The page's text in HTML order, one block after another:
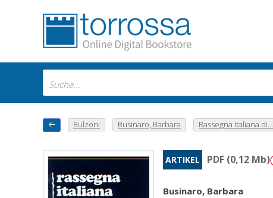
Bulzoni Businaro, Barbara Rassegna italiana di...
ARTIKEL PDF (0,12 Mb)
Businaro, Barbara